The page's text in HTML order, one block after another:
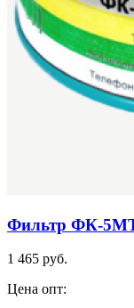
Фильтр ФК-
1 465 руб.
Цена опт: